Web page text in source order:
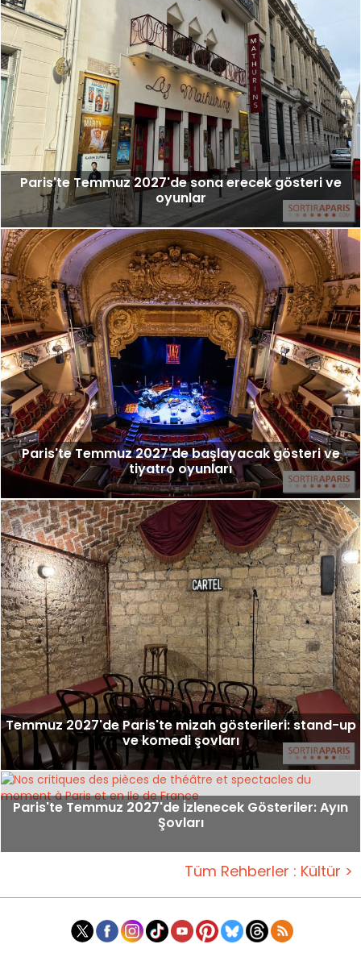
Paris'te Temmuz 2027'de sona erecek gösteri ve
oyunlar
Paris'te Temmuz 2027'de başlayacak gösteri ve
tiyatro oyunları
Temmuz 2027'de Paris'te mizah gösterileri: stand-up
ve komedi şovları
Paris'te Temmuz 2027'de İzlenecek Gösteriler: Ayın
Şovları
Tüm Rehberler : Kültür >